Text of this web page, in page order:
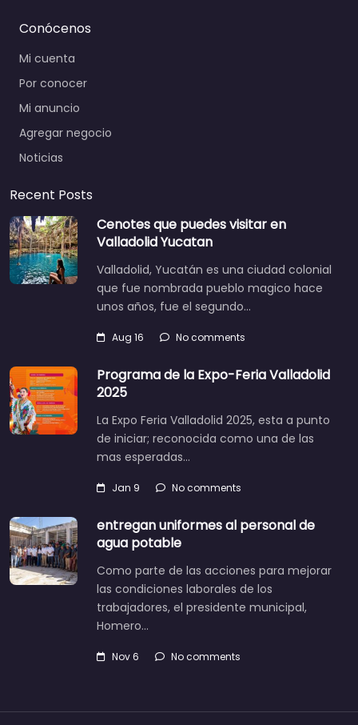
Conócenos
Mi cuenta
Por conocer
Mi anuncio
Agregar negocio
Noticias
Recent Posts
Cenotes que puedes visitar en
Valladolid Yucatan
Valladolid, Yucatán es una ciudad colonial
que fue nombrada pueblo magico hace
unos años, fue el segundo…
Aug 16 No comments
Programa de la Expo-Feria Valladolid
2025
La Expo Feria Valladolid 2025, esta a punto
de iniciar; reconocida como una de las
mas esperadas…
Jan 9 No comments
entregan uniformes al personal de
agua potable
Como parte de las acciones para mejorar
las condiciones laborales de los
trabajadores, el presidente municipal,
Homero…
Nov 6 No comments